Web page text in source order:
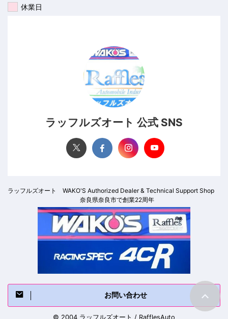
休業日
ラッフルズオート 公式 SNS
ラッフルズオート WAKO'S Authorized Dealer & Technical Support Shop
奈良県奈良市で創業22周年
お問い合わせ
© 2004 ラッフルズオート / RafflesAuto